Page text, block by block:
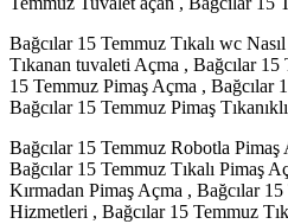
Bağcılar 15 Temmuz Tıkalı wc
Tıkanan tuvaleti Açma , Bağcılar
15 Temmuz Pimaş Açma , Bağcılar
Bağcılar 15 Temmuz Pimaş
Bağcılar 15 Temmuz Robotla Pimaş
Bağcılar 15 Temmuz Tıkalı Pimaş
Kırmadan Pimaş Açma , Bağcılar
Hizmetleri , Bağcılar 15 Temmuz